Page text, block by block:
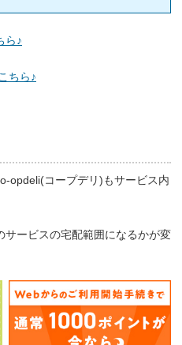
ら♪
ちら♪
opdeli(コープデリ)もサービス内
ービスの宅配範囲になるかが変